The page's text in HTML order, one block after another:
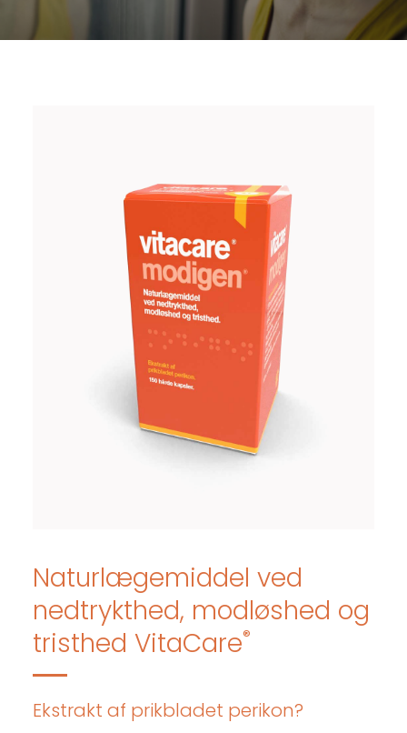
Naturlægemiddel ved
nedtrykthed, modløshed og
tristhed VitaCare®
Ekstrakt af prikbladet perikon?